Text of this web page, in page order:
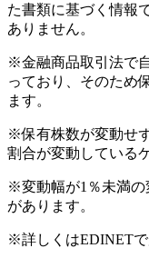
た書類に基づく情報
ありません。
※金融商品取引法で
っており、そのため
ます。
※保有株数が変動せ
割合が変動している
※変動幅が1％未満の
があります。
※詳しくはEDINETで